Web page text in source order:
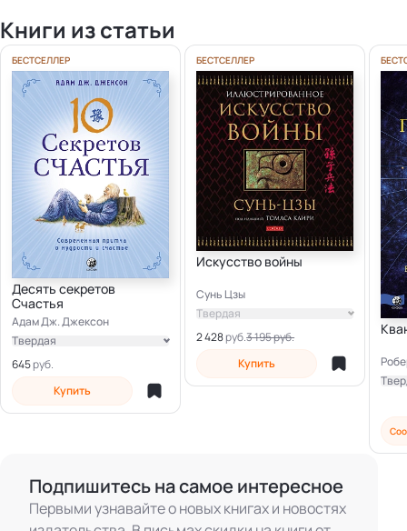
Книги из статьи
БЕСТСЕЛЛЕР
Десять секретов
Счастья
Адам Дж. Джексон
645
Твердая
Электронная
Купить
БЕСТСЕЛЛЕР
Искусство войны
Сунь Цзы
3 195 руб.
2 428
Твердая
Купить
Подпишитесь на самое интересное
Первыми узнавайте о новых книгах и новостях